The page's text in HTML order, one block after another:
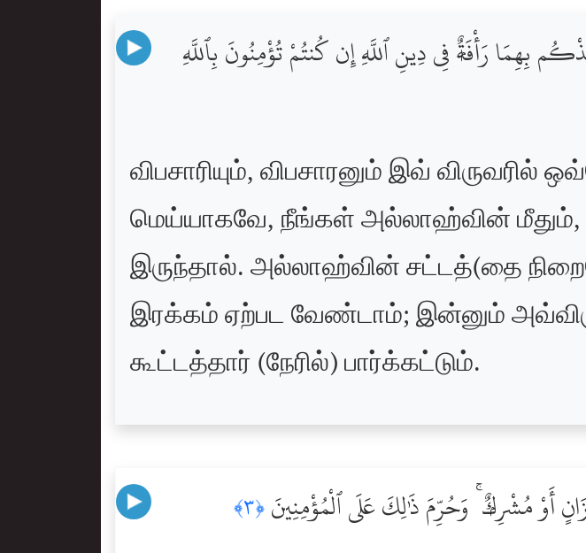
بِهِمَا رَأْفَةٌۭ فِى دِينِ ٱللَّهِ إِن كُنتُمْ تُؤْمِنُونَ بِٱللَّهِ
விபசாரியும், விபசாரனும் இவ் விருவரில்
மெய்யாகவே, நீங்கள் அல்லாஹ்வின்
இருந்தால். அல்லாஹ்வின் சட்டத்(தை
இரக்கம் ஏற்பட வேண்டாம்; இன்னும்
கூட்டத்தார் (நேரில்) பார்க்கட்டும்.
زَانٍ أَوْ مُشْرِكٌۭ ۚ وَحُرِّمَ ذَٰلِكَ عَلَى ٱلْمُؤْمِنِينَ ﴿٣﴾